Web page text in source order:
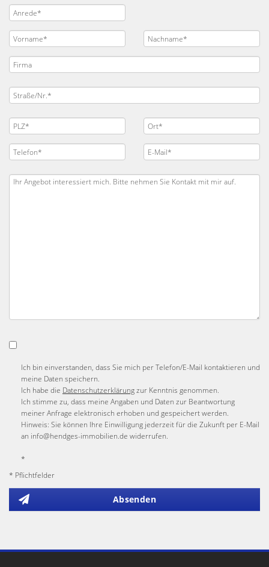
Ich bin einverstanden, dass Sie mich per Telefon/E-Mail kontaktieren und
meine Daten speichern.
Ich habe die Datenschutzerklärungzur Kenntnis genommen.
Ich stimme zu, dass meine Angaben und Daten zur Beantwortung
meiner Anfrage elektronisch erhoben und gespeichert werden.
Hinweis: Sie können Ihre Einwilligung jederzeit für die Zukunft per E-Mail
an info@hendges-immobilien.de widerrufen.
*
* Pflichtfelder
Absenden